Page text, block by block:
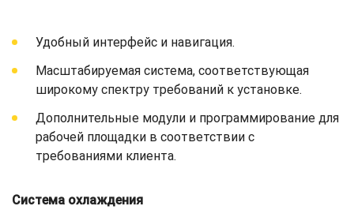
Удобный интерфейс и навигация.
Масштабируемая система, соответствующая
широкому спектру требований к установке.
Дополнительные модули и программирование для
рабочей площадки в соответствии с
требованиями клиента.
Система охлаждения